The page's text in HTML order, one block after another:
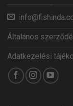
Általános
Adatkezelési